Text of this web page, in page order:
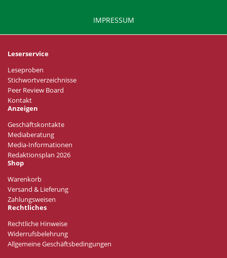
IMPRESSUM
Leserservice
Leseproben
Stichwortverzeichnisse
Peer Review Board
Kontakt
Anzeigen
Geschäftskontakte
Mediaberatung
Media-Informationen
Redaktionsplan 2026
Shop
Warenkorb
Versand & Lieferung
Zahlungsweisen
Rechtliches
Rechtliche Hinweise
Widerrufsbelehrung
Allgemeine Geschäftsbedingungen